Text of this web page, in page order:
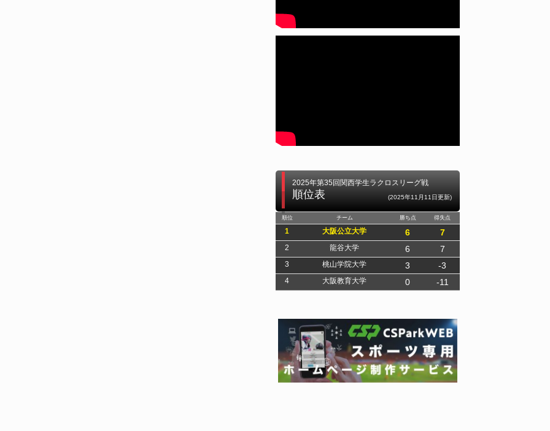
2025年第35回関西学生ラクロスリーグ戦
順位表 (2025年11月11日更新)
順位 チーム 勝ち点 得失点
1 大阪公立大学 6 7
2 龍谷大学 6 7
3 桃山学院大学 3 -3
4 大阪教育大学 0 -11